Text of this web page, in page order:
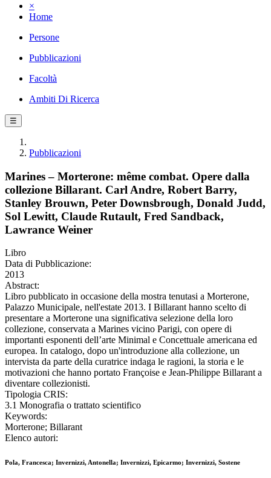
×
Home
Persone
Pubblicazioni
Facoltà
Ambiti Di Ricerca
☰
Pubblicazioni
Marines – Morterone: même combat. Opere dalla
collezione Billarant. Carl Andre, Robert Barry,
Stanley Brouwn, Peter Downsbrough, Donald Judd,
Sol Lewitt, Claude Rutault, Fred Sandback,
Lawrance Weiner
Libro
Data di Pubblicazione:
2013
Abstract:
Libro pubblicato in occasione della mostra tenutasi a Morterone,
Palazzo Municipale, nell'estate 2013. I Billarant hanno scelto di
presentare a Morterone una significativa selezione della loro
collezione, conservata a Marines vicino Parigi, con opere di
importanti esponenti dell’arte Minimal e Concettuale americana ed
europea. In catalogo, dopo un'introduzione alla collezione, un
intervista da parte della curatrice indaga le ragioni, la storia e le
motivazioni che hanno portato Françoise e Jean-Philippe Billarant a
diventare collezionisti.
Tipologia CRIS:
3.1 Monografia o trattato scientifico
Keywords:
Morterone; Billarant
Elenco autori:
Pola, Francesca; Invernizzi, Antonella; Invernizzi, Epicarmo; Invernizzi, Sostene